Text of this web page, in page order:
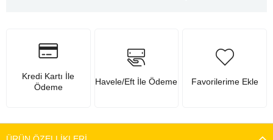
Kredi Kartı İle
Ödeme
Havele/Eft İle Ödeme Favorilerime Ekle